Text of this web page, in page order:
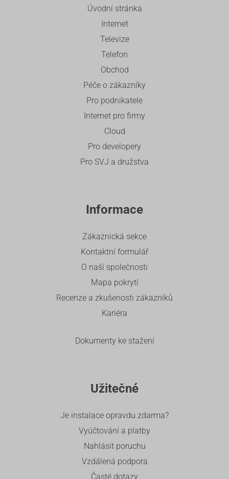
Úvodní stránka
Internet
Televize
Telefon
Obchod
Péče o zákazníky
Pro podnikatele
Internet pro firmy
Cloud
Pro developery
Pro SVJ a družstva
Informace
Zákaznická sekce
Kontaktní formulář
O naší společnosti
Mapa pokrytí
Recenze a zkušenosti zákazníků
Kariéra
Dokumenty ke stažení
Užitečné
Je instalace opravdu zdarma?
Vyúčtování a platby
Nahlásit poruchu
Vzdálená podpora
Časté dotazy